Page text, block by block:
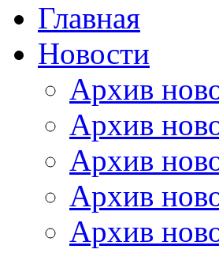
Главная
Новости
Архив
Архив
Архив
Архив
Архив